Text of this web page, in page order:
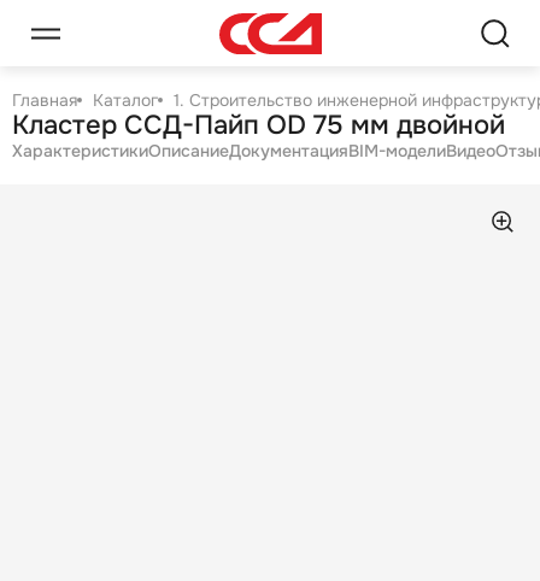
Главная Каталог 1. Строительство инженерной
Кластер ССД-Пайп OD 75 мм двойной
ХарактеристикиОписаниеДокументацияBIM-моделиВидео